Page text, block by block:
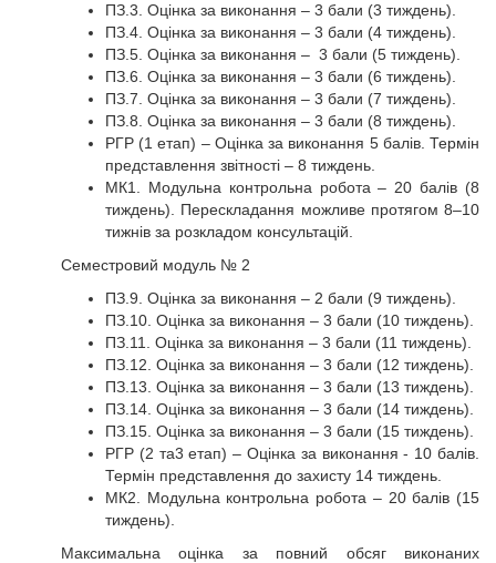
ПЗ.3. Оцінка за виконання – 3 бали (3 тиждень).
ПЗ.4. Оцінка за виконання – 3 бали (4 тиждень).
ПЗ.5. Оцінка за виконання – 3 бали (5 тиждень).
ПЗ.6. Оцінка за виконання – 3 бали (6 тиждень).
ПЗ.7. Оцінка за виконання – 3 бали (7 тиждень).
ПЗ.8. Оцінка за виконання – 3 бали (8 тиждень).
РГР (1 етап) – Оцінка за виконання 5 балів. Термін
представлення звітності – 8 тиждень.
МК1. Модульна контрольна робота – 20 балів (8
тиждень). Перескладання можливе протягом 8–10
тижнів за розкладом консультацій.
Семестровий модуль № 2
ПЗ.9. Оцінка за виконання – 2 бали (9 тиждень).
ПЗ.10. Оцінка за виконання – 3 бали (10 тиждень).
ПЗ.11. Оцінка за виконання – 3 бали (11 тиждень).
ПЗ.12. Оцінка за виконання – 3 бали (12 тиждень).
ПЗ.13. Оцінка за виконання – 3 бали (13 тиждень).
ПЗ.14. Оцінка за виконання – 3 бали (14 тиждень).
ПЗ.15. Оцінка за виконання – 3 бали (15 тиждень).
РГР (2 та3 етап) – Оцінка за виконання - 10 балів.
Термін представлення до захисту 14 тиждень.
МК2. Модульна контрольна робота – 20 балів (15
тиждень).
Максимальна оцінка за повний обсяг виконаних